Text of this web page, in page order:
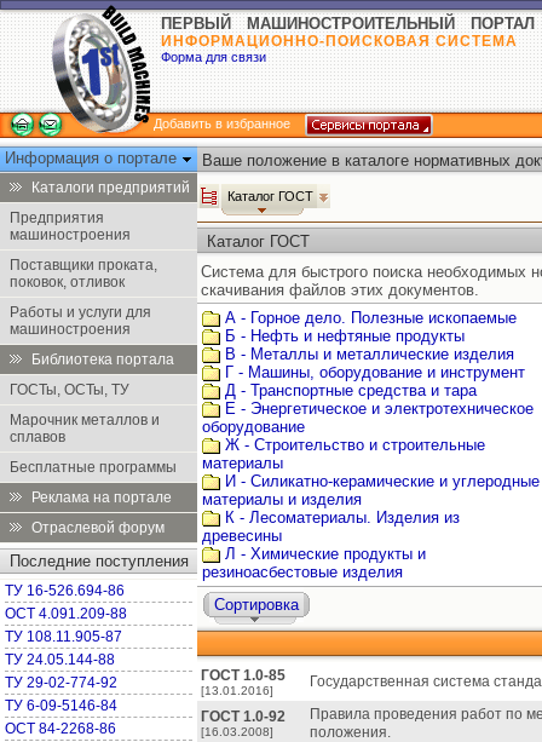
ПЕРВЫЙ МАШИНОСТРОИТЕЛЬНЫЙ ПОРТАЛ
ИНФОРМАЦИОННО-ПОИСКОВАЯ СИСТЕМА
Форма для связи
Добавить в избранное
Информация о портале
Каталоги предприятий
Предприятия
машиностроения
Поставщики проката,
поковок, отливок
Работы и услуги для
машиностроения
Библиотека портала
ГОСТы, ОСТы, ТУ
Марочник металлов и
сплавов
Бесплатные программы
Реклама на портале
Отраслевой форум
Последние поступления
ТУ 16-526.694-86
ОСТ 4.091.209-88
ТУ 108.11.905-87
ТУ 24.05.144-88
ТУ 29-02-774-92
ТУ 6-09-5146-84
ОСТ 84-2268-86
Ваше положение в каталоге нормативных
Каталог ГОСТ
Каталог ГОСТ
Система для быстрого поиска необходимых
скачивания файлов этих документов.
А - Горное дело. Полезные ископаемые
Б - Нефть и нефтяные продукты
В - Металлы и металлические изделия
Г - Машины, оборудование и инструмент
Д - Транспортные средства и тара
Е - Энергетическое и электротехническое
оборудование
Ж - Строительство и строительные
материалы
И - Силикатно-керамические и углеродные
материалы и изделия
К - Лесоматериалы. Изделия из
древесины
Л - Химические продукты и
резиноасбестовые изделия
Сортировка
ГОСТ 1.0-85
[13.01.2016]
Государственная система
ГОСТ 1.0-92
[16.03.2008]
Правила проведения работ по
положения.